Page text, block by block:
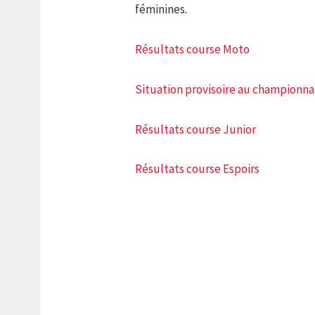
féminines.
Résultats course Moto
Situation provisoire au
Résultats course Junior
Résultats course Espoirs